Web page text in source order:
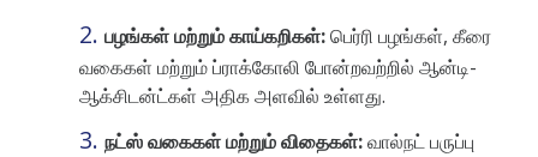
பழங்கள் மற்றும் காய்கறிகள்:பெர்ரி பழங்கள், கீரை
வகைகள் மற்றும் ப்ராக்கோலி போன்றவற்றில் ஆன்டி-
ஆக்சிடன்ட்கள் அதிக அளவில் உள்ளது.
நட்ஸ் வகைகள் மற்றும் விதைகள்:வால்நட் பருப்பு